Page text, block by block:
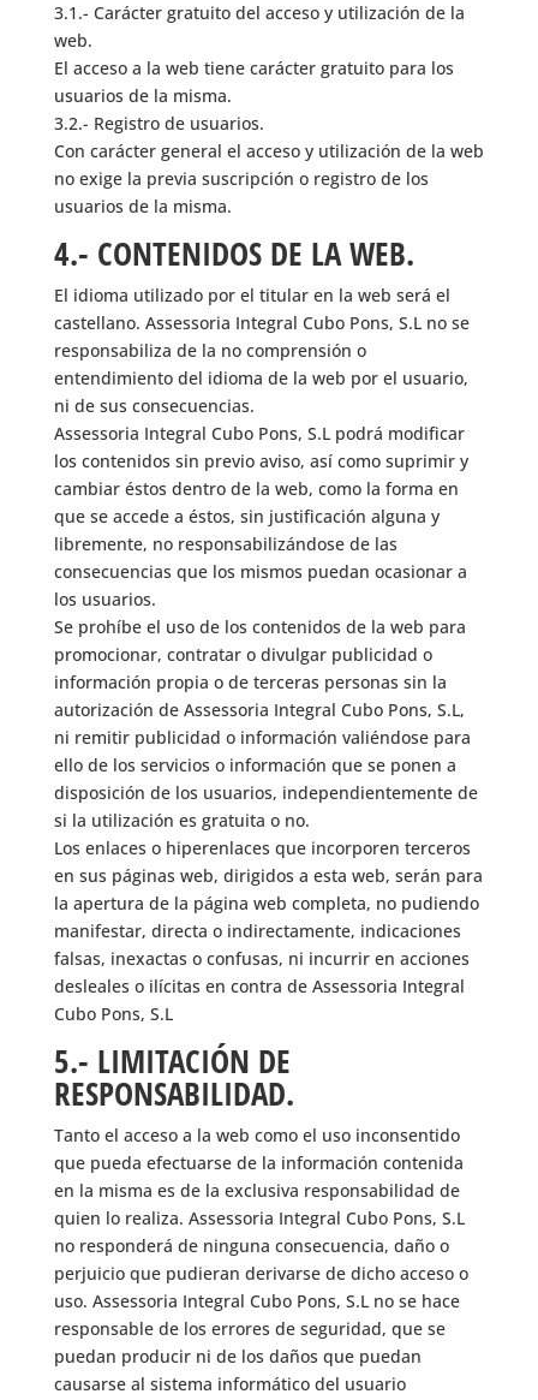
3.1.- Carácter gratuito del acceso y utilización de la
web.
El acceso a la web tiene carácter gratuito para los
usuarios de la misma.
3.2.- Registro de usuarios.
Con carácter general el acceso y utilización de la web
no exige la previa suscripción o registro de los
usuarios de la misma.
4.- CONTENIDOS DE LA WEB.
El idioma utilizado por el titular en la web será el
castellano. Assessoria Integral Cubo Pons, S.L no se
responsabiliza de la no comprensión o
entendimiento del idioma de la web por el usuario,
ni de sus consecuencias.
Assessoria Integral Cubo Pons, S.L podrá modificar
los contenidos sin previo aviso, así como suprimir y
cambiar éstos dentro de la web, como la forma en
que se accede a éstos, sin justificación alguna y
libremente, no responsabilizándose de las
consecuencias que los mismos puedan ocasionar a
los usuarios.
Se prohíbe el uso de los contenidos de la web para
promocionar, contratar o divulgar publicidad o
información propia o de terceras personas sin la
autorización de Assessoria Integral Cubo Pons, S.L,
ni remitir publicidad o información valiéndose para
ello de los servicios o información que se ponen a
disposición de los usuarios, independientemente de
si la utilización es gratuita o no.
Los enlaces o hiperenlaces que incorporen terceros
en sus páginas web, dirigidos a esta web, serán para
la apertura de la página web completa, no pudiendo
manifestar, directa o indirectamente, indicaciones
falsas, inexactas o confusas, ni incurrir en acciones
desleales o ilícitas en contra de Assessoria Integral
Cubo Pons, S.L
5.- LIMITACIÓN DE
RESPONSABILIDAD.
Tanto el acceso a la web como el uso inconsentido
que pueda efectuarse de la información contenida
en la misma es de la exclusiva responsabilidad de
quien lo realiza. Assessoria Integral Cubo Pons, S.L
no responderá de ninguna consecuencia, daño o
perjuicio que pudieran derivarse de dicho acceso o
uso. Assessoria Integral Cubo Pons, S.L no se hace
responsable de los errores de seguridad, que se
puedan producir ni de los daños que puedan
causarse al sistema informático del usuario